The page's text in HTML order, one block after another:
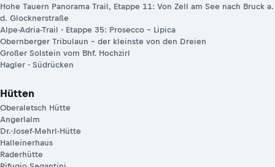
Hohe Tauern Panorama Trail, Etappe 11: Von Zell am See nach Bruck a.
d. Glocknerstraße
Alpe-Adria-Trail - Etappe 35: Prosecco – Lipica
Obernberger Tribulaun – der kleinste von den Dreien
Großer Solstein vom Bhf. Hochzirl
Hagler - Südrücken
Hütten
Oberaletsch Hütte
Angerlalm
Dr.-Josef-Mehrl-Hütte
Halleinerhaus
Raderhütte